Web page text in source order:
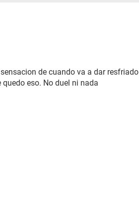
de cuando va a dar resfriado
eso. No duel ni nada